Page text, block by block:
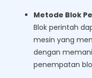
Metode Blok
Blok perintah
mesin yang
dengan
penempatan